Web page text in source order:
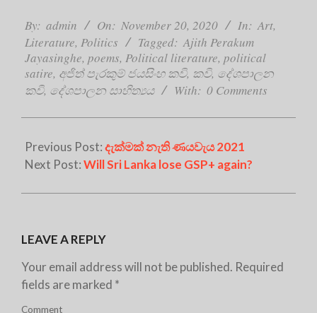
11-
20
By: admin On: November 20, 2020 In: Art,
Literature, Politics Tagged: Ajith Perakum
Jayasinghe, poems, Political literature, political
satire, අජිත් පැරකුම් ජයසිංහ කවි, කවි, දේශපාලන
කවි, දේශපාලන සාහිත්‍යය With: 0 Comments
Previous Post:දැක්මක් නැති ණයවැය 2021
Next Post:Will Sri Lanka lose GSP+ again?
LEAVE A REPLY
Your email address will not be published. Required
fields are marked *
Comment